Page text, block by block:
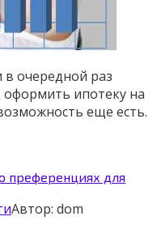
в очередной раз
ипотеку на
еще есть.
преференциях для
Автор: dom